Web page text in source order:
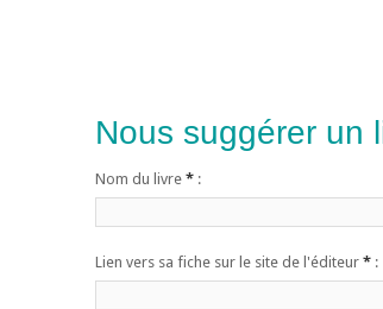
Nous suggérer un
Nom du livre * :
Lien vers sa fiche sur le site de l'éditeur * :